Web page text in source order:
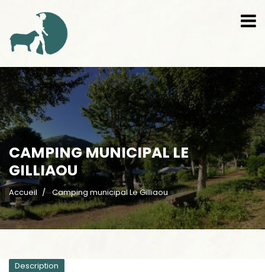
CAMPING MUNICIPAL LE
GILLIAOU
Accueil Camping municipal Le Gilliaou
Description